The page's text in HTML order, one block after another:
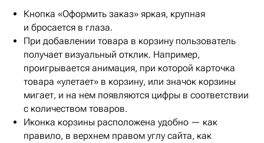
Кнопка «Оформить заказ» яркая, крупная
и бросается в глаза.
При добавлении товара в корзину пользователь
получает визуальный отклик. Например,
проигрывается анимация, при которой карточка
товара «улетает» в корзину, или значок корзины
мигает, и на нем появляются цифры в соответствии
с количеством товаров.
Иконка корзины расположена удобно — как
правило, в верхнем правом углу сайта, как